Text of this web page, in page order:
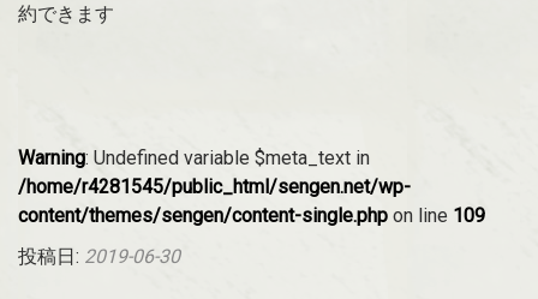
約できます
Warning: Undefined variable $meta_text in
/home/r4281545/public_html/sengen.net/wp-
content/themes/sengen/content-single.php on line 109
投稿日: 2019-06-30